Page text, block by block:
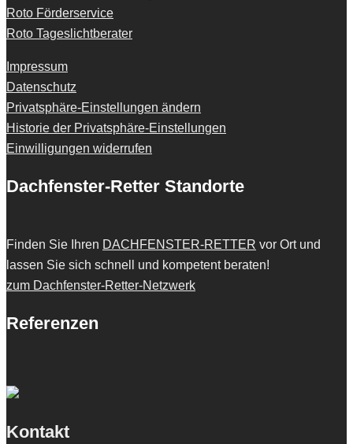
Roto Förderservice
Roto Tageslichtberater
Impressum
Datenschutz
Privatsphäre-Einstellungen ändern
Historie der Privatsphäre-Einstellungen
Einwilligungen widerrufen
Dachfenster-Retter Standorte
Finden Sie Ihren DACHFENSTER-RETTER vor Ort und
lassen Sie sich schnell und kompetent beraten!
zum Dachfenster-Retter-Netzwerk
Referenzen
Kontakt